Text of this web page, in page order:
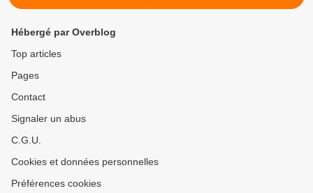
Hébergé par Overblog
Top articles
Pages
Contact
Signaler un abus
C.G.U.
Cookies et données personnelles
Préférences cookies